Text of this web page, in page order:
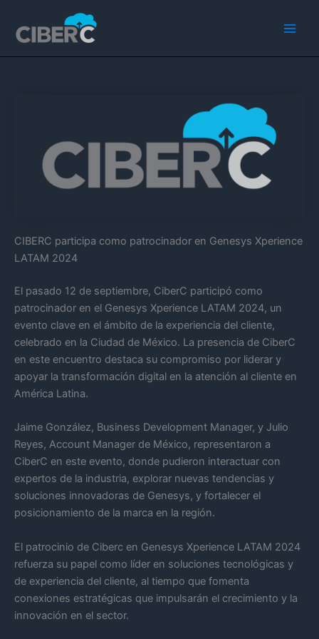
contenido
CIBERC participa como patrocinador en Genesys Xperience
LATAM 2024
El pasado 12 de septiembre, CiberC participó como
patrocinador en el Genesys Xperience LATAM 2024, un
evento clave en el ámbito de la experiencia del cliente,
celebrado en la Ciudad de México. La presencia de CiberC
en este encuentro destaca su compromiso por liderar y
apoyar la transformación digital en la atención al cliente en
América Latina.
Jaime González, Business Development Manager, y Julio
Reyes, Account Manager de México, representaron a
CiberC en este evento, donde pudieron interactuar con
expertos de la industria, explorar nuevas tendencias y
soluciones innovadoras de Genesys, y fortalecer el
posicionamiento de la marca en la región.
El patrocinio de Ciberc en Genesys Xperience LATAM 2024
refuerza su papel como líder en soluciones tecnológicas y
de experiencia del cliente, al tiempo que fomenta
conexiones estratégicas que impulsarán el crecimiento y la
innovación en el sector.